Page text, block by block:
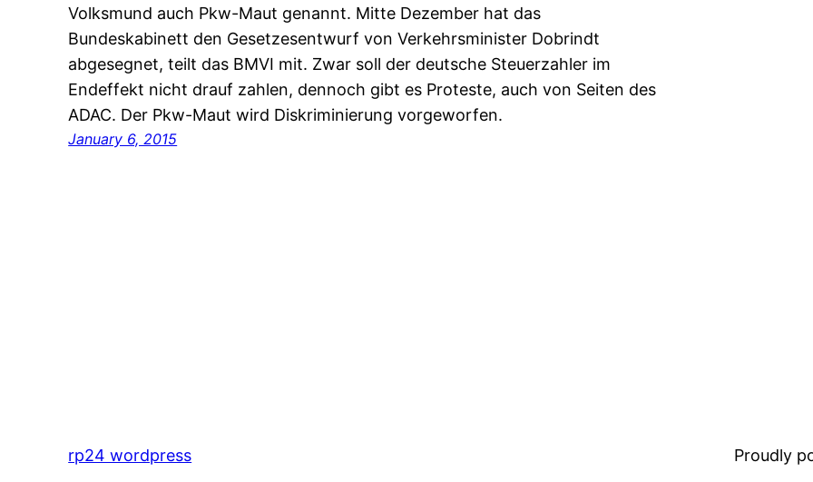
Volksmund auch Pkw-Maut genannt. Mitte Dezember hat das
Bundeskabinett den Gesetzesentwurf von Verkehrsminister Dobrindt
abgesegnet, teilt das BMVI mit. Zwar soll der deutsche Steuerzahler im
Endeffekt nicht drauf zahlen, dennoch gibt es Proteste, auch von Seiten des
ADAC. Der Pkw-Maut wird Diskriminierung vorgeworfen.
January 6, 2015
rp24 wordpress Proudly